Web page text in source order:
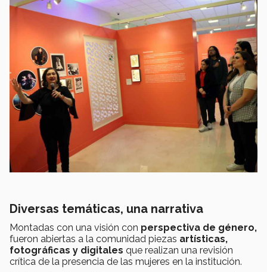
Diversas temáticas, una narrativa
Montadas con una visión con perspectiva de género,
fueron abiertas a la comunidad piezas artísticas,
fotográficas y digitales que realizan una revisión
crítica de la presencia de las mujeres en la institución.